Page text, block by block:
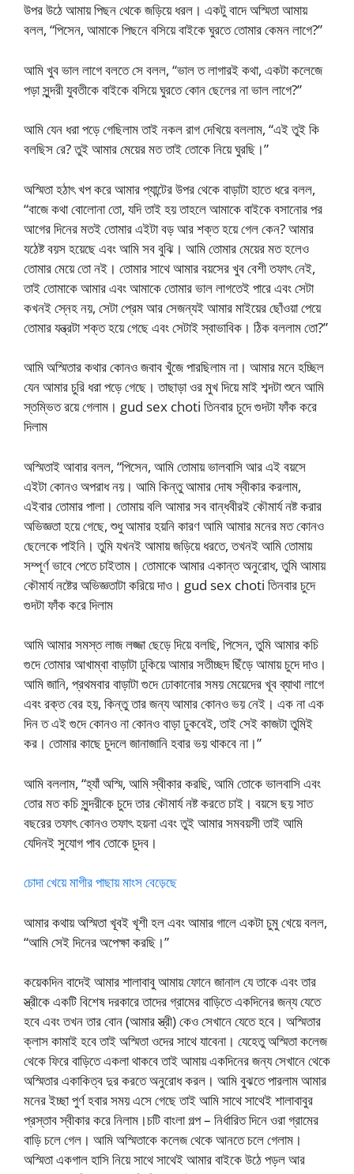
উপর উঠে আমায় পিছন থেকে জড়িয়ে ধরল। একটু বাদে অস্মিতা আমায়
বলল, “পিসেন, আমাকে পিছনে বসিয়ে বাইকে ঘুরতে তোমার কেমন লাগে?”
আমি খুব ভাল লাগে বলতে সে বলল, “ভাল ত লাগারই কথা, একটা কলেজে
পড়া সুন্দরী যুবতীকে বাইকে বসিয়ে ঘুরতে কোন ছেলের না ভাল লাগে?”
আমি যেন ধরা পড়ে গেছিলাম তাই নকল রাগ দেখিয়ে বললাম, “এই তুই কি
বলছিস রে? তুই আমার মেয়ের মত তাই তোকে নিয়ে ঘুরছি।”
অস্মিতা হঠাৎ খপ করে আমার প্যান্টের উপর থেকে বাড়াটা হাতে ধরে বলল,
“বাজে কথা বোলোনা তো, যদি তাই হয় তাহলে আমাকে বাইকে বসানোর পর
আগের দিনের মতই তোমার এইটা বড় আর শক্ত হয়ে গেল কেন? আমার
যঠেষ্ট বয়স হয়েছে এবং আমি সব বুঝি। আমি তোমার মেয়ের মত হলেও
তোমার মেয়ে তো নই। তোমার সাথে আমার বয়সের খুব বেশী তফাৎ নেই,
তাই তোমাকে আমার এবং আমাকে তোমার ভাল লাগতেই পারে এবং সেটা
কখনই স্নেহ নয়, সেটা প্রেম আর সেজন্যই আমার মাইয়ের ছোঁওয়া পেয়ে
তোমার যন্ত্রটা শক্ত হয়ে গেছে এবং সেটাই স্বাভাবিক। ঠিক বললাম তো?”
আমি অস্মিতার কথার কোনও জবাব খুঁজে পারছিলাম না। আমার মনে হচ্ছিল
যেন আমার চুরি ধরা পড়ে গেছে। তাছাড়া ওর মুখ দিয়ে মাই শব্দটা শুনে আমি
স্তম্ভিত রয়ে গেলাম। gud sex choti তিনবার চুদে গুদটা ফাঁক করে
দিলাম
অস্মিতাই আবার বলল, “পিসেন, আমি তোমায় ভালবাসি আর এই বয়সে
এইটা কোনও অপরাধ নয়। আমি কিন্তু আমার দোষ স্বীকার করলাম,
এইবার তোমার পালা। তোমায় বলি আমার সব বান্ধবীরই কৌমার্য নষ্ট করার
অভিজ্ঞতা হয়ে গেছে, শুধু আমার হয়নি কারণ আমি আমার মনের মত কোনও
ছেলেকে পাইনি। তুমি যখনই আমায় জড়িয়ে ধরতে, তখনই আমি তোমায়
সম্পূর্ণ ভাবে পেতে চাইতাম। তোমাকে আমার একান্ত অনুরোধ, তুমি আমায়
কৌমার্য নষ্টের অভিজ্ঞতাটা করিয়ে দাও। gud sex choti তিনবার চুদে
গুদটা ফাঁক করে দিলাম
আমি আমার সমস্ত লাজ লজ্জা ছেড়ে দিয়ে বলছি, পিসেন, তুমি আমার কচি
গুদে তোমার আখাম্বা বাড়াটা ঢুকিয়ে আমার সতীচ্ছদ ছিঁড়ে আমায় চুদে দাও।
আমি জানি, প্রথমবার বাড়াটা গুদে ঢোকানোর সময় মেয়েদের খূব ব্যাথা লাগে
এবং রক্ত বের হয়, কিন্তু তার জন্য আমার কোনও ভয় নেই। এক না এক
দিন ত এই গুদে কোনও না কোনও বাড়া ঢুকবেই, তাই সেই কাজটা তুমিই
কর। তোমার কাছে চুদলে জানাজানি হবার ভয় থাকবে না।”
আমি বললাম, “হ্যাঁ অস্মি, আমি স্বীকার করছি, আমি তোকে ভালবাসি এবং
তোর মত কচি সুন্দরীকে চুদে তার কৌমার্য নষ্ট করতে চাই। বয়সে ছয় সাত
বছরের তফাৎ কোনও তফাৎ হয়না এবং তুই আমার সমবয়সী তাই আমি
যেদিনই সুযোগ পাব তোকে চুদব।
চোদা খেয়ে মাগীর পাছায় মাংস বেড়েছে
আমার কথায় অস্মিতা খূবই খূশী হল এবং আমার গালে একটা চুমু খেয়ে বলল,
“আমি সেই দিনের অপেক্ষা করছি।”
কয়েকদিন বাদেই আমার শালাবাবু আমায় ফোনে জানাল যে তাকে এবং তার
স্ত্রীকে একটি বিশেষ দরকারে তাদের গ্রামের বাড়িতে একদিনের জন্য যেতে
হবে এবং তখন তার বোন (আমার স্ত্রী) কেও সেখানে যেতে হবে। অস্মিতার
ক্লাস কামাই হবে তাই অস্মিতা ওদের সাথে যাবেনা। যেহেতু অস্মিতা কলেজ
থেকে ফিরে বাড়িতে একলা থাকবে তাই আমায় একদিনের জন্য সেখানে থেকে
অস্মিতার একাকিত্ব দুর করতে অনুরোধ করল। আমি বুঝতে পারলাম আমার
মনের ইচ্ছা পুর্ণ হবার সময় এসে গেছে তাই আমি সাথে সাথেই শালাবাবুর
প্রস্তাব স্বীকার করে নিলাম।চটি বাংলা গল্প – নির্ধারিত দিনে ওরা গ্রামের
বাড়ি চলে গেল। আমি অস্মিতাকে কলেজ থেকে আনতে চলে গেলাম।
অস্মিতা একগাল হাসি নিয়ে সাথে সাথেই আমার বাইকে উঠে পড়ল আর